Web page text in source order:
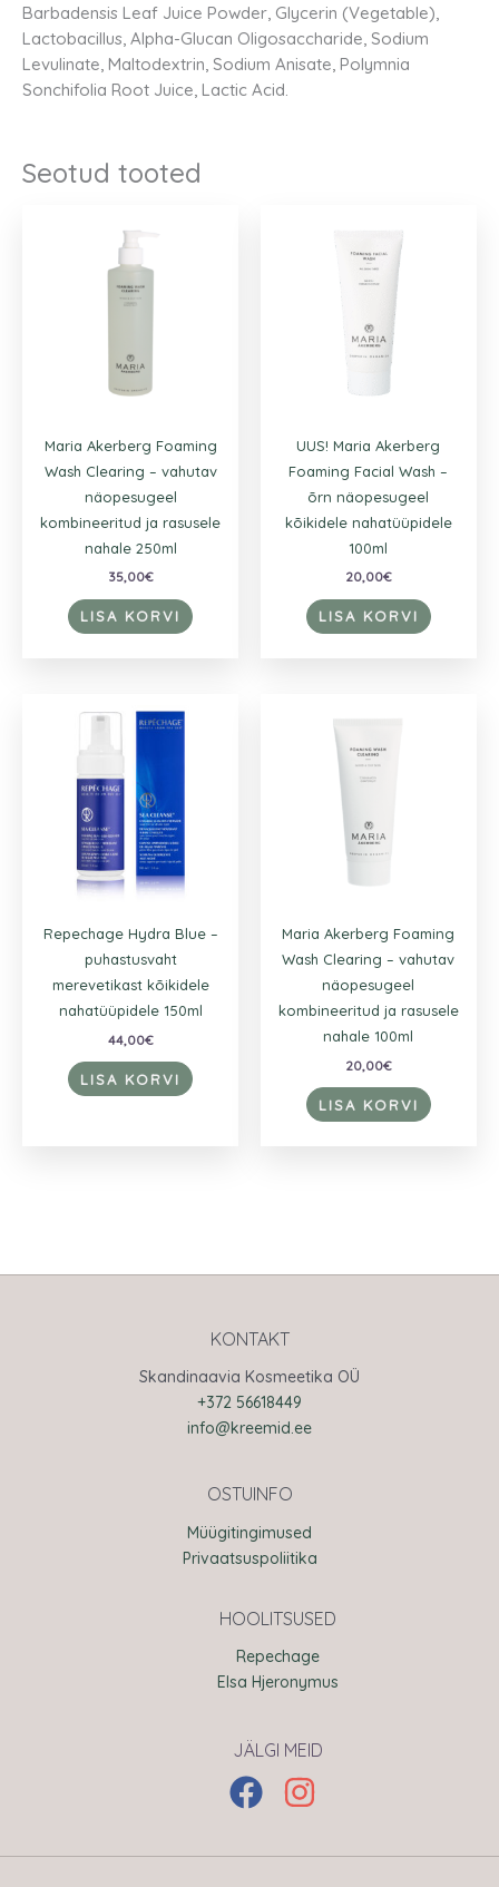
Barbadensis Leaf Juice Powder, Glycerin (Vegetable),
Lactobacillus, Alpha-Glucan Oligosaccharide, Sodium
Levulinate, Maltodextrin, Sodium Anisate, Polymnia
Sonchifolia Root Juice, Lactic Acid.
Seotud tooted
Maria Akerberg Foaming
Wash Clearing – vahutav
näopesugeel
kombineeritud ja rasusele
nahale 250ml
35,00€
LISA KORVI
UUS! Maria Akerberg
Foaming Facial Wash –
õrn näopesugeel
kõikidele nahatüüpidele
100ml
20,00€
LISA KORVI
Repechage Hydra Blue –
puhastusvaht
merevetikast kõikidele
nahatüüpidele 150ml
44,00€
LISA KORVI
Maria Akerberg Foaming
Wash Clearing – vahutav
näopesugeel
kombineeritud ja rasusele
nahale 100ml
20,00€
LISA KORVI
KONTAKT
Skandinaavia Kosmeetika OÜ
+372 56618449
info@kreemid.ee
OSTUINFO
Müügitingimused
Privaatsuspoliitika
HOOLITSUSED
Repechage
Elsa Hjeronymus
JÄLGI MEID